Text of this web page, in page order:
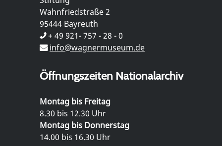
Wahnfriedstraße 2
95444 Bayreuth
+ 49 921- 757 - 28 - 0
info@wagnermuseum.de
Öffnungszeiten Nationalarchiv
Montag bis Freitag
8.30 bis 12.30 Uhr
Montag bis Donnerstag
14.00 bis 16.30 Uhr